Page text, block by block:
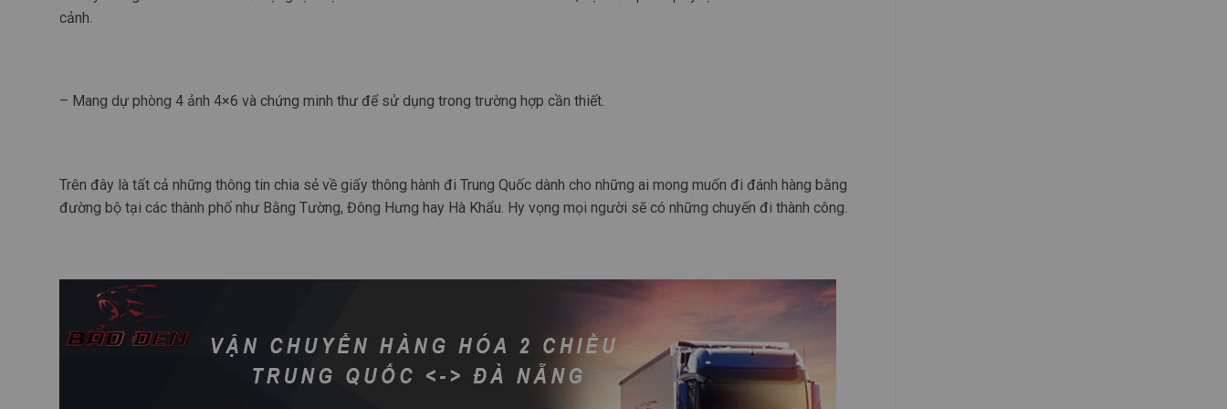
cảnh.
– Mang dự phòng 4 ảnh 4×6 và chứng minh thư để sử dụng trong trường hợp cần thiết.
Trên đây là tất cả những thông tin chia sẻ về giấy thông hành đi Trung Quốc dành cho những ai mong muốn đi đánh hàng bằng
đường bộ tại các thành phố như Bằng Tường, Đông Hưng hay Hà Khẩu. Hy vọng mọi người sẽ có những chuyến đi thành công.